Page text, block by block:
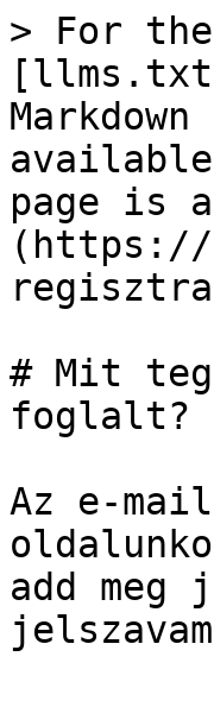
> For
page is
(https://
# Mit
foglalt?
Az e-
add